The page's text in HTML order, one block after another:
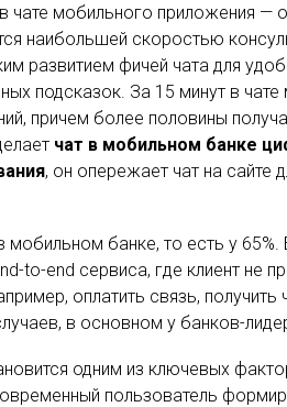
чате мобильного приложения —
наибольшей скоростью
развитием фичей чата для
подсказок. За 15 минут в
причем более половины
чат в мобильном банке
, он опережает чат на сайте
банке, то есть у 65%.
to-end сервиса, где клиент не
оплатить связь, получить
в основном у банков-
одним из ключевых
пользователь